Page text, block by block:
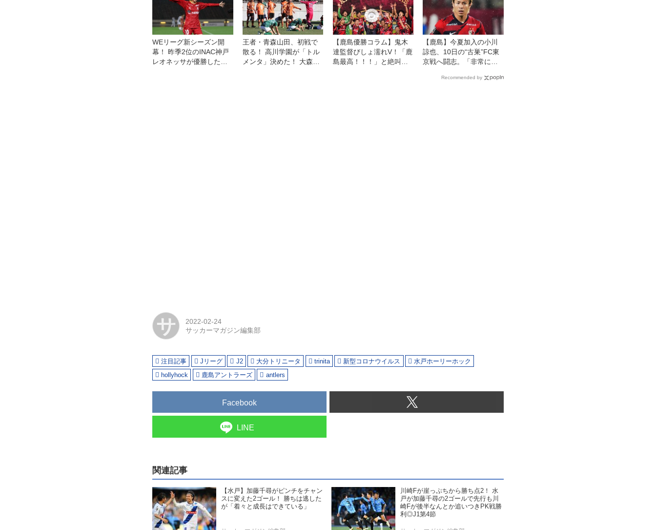
WEリーグ新シーズン開
幕！ 昨季2位のINAC神戸
レオネッサが優勝した日
王者・青森山田、初戦で
散る！ 高川学園が「トル
メンタ」決めた！ 大森風
【鹿島優勝コラム】鬼木
達監督びしょ濡れV！「鹿
島最高！！！」と絶叫し
【鹿島】今夏加入の小川
諒也、10日の“古巣”FC東
京戦へ闘志。「非常に楽
Recommended by
サ
2022-02-24
サッカーマガジン編集部
注目記事 Jリーグ J2 大分トリニータ trinita 新型コロナウイルス
水戸ホーリーホック
hollyhock
鹿島アントラーズ antlers
Facebook
LINE
関連記事
【水戸】加藤千尋がピンチをチャン
スに変えた2ゴール！ 勝ちは逃した
が「着々と成長はできている」
川崎Fが崖っぷちから勝ち点2！ 水
戸が加藤千尋の2ゴールで先行も川
崎Fが後半なんとか追いつきPK戦勝
利◎J1第4節